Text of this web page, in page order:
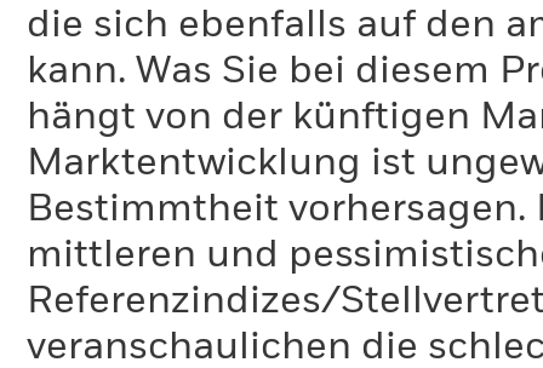
die sich ebenfalls auf den
kann. Was Sie bei diesem
hängt von der künftigen
Marktentwicklung ist
Bestimmtheit
mittleren und
Referenzindizes/
veranschaulichen die